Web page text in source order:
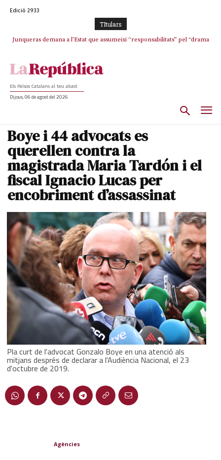
Edició 2933
TItulars
Junqueras demana a l’Estat que assumeixi “responsabilitats” pel “drama
L’abandonament de les seleccions catalanes per part de la UFEC
Els Països Catalans al teu abast
Dijous, 06 de agost del 2026
Boye i 44 advocats es
querellen contra la
magistrada Maria Tardón i el
fiscal Ignacio Lucas per
encobriment d’assassinat
Pla curt de l'advocat Gonzalo Boye en una atenció als
mitjans després de declarar a l'Audiència Nacional, el 23
d'octubre de 2019.
Agències